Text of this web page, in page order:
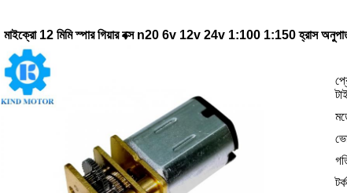
মাইক্রো 12 মিমি স্পার গিয়ার বক্স n20 6v 12v 24v 1:100 1:150 হ্রাস অনুপাত
টর্ক